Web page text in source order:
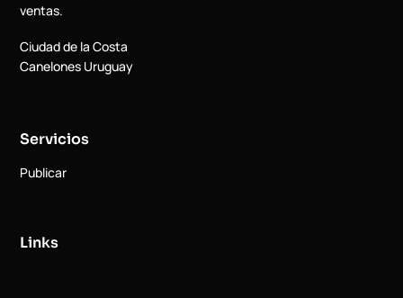
ventas.
Ciudad de la Costa
Canelones Uruguay
Servicios
Publicar
Links